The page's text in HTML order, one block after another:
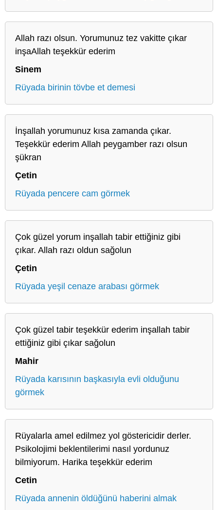
Allah razı olsun. Yorumunuz tez vakitte çıkar
inşaAllah teşekkür ederim
Sinem
Rüyada birinin tövbe et demesi
İnşallah yorumunuz kısa zamanda çıkar.
Teşekkür ederim Allah peygamber razı olsun
şükran
Çetin
Rüyada pencere cam görmek
Çok güzel yorum inşallah tabir ettiğiniz gibi
çıkar. Allah razı oldun sağolun
Çetin
Rüyada yeşil cenaze arabası görmek
Çok güzel tabir teşekkür ederim inşallah tabir
ettiğiniz gibi çıkar sağolun
Mahir
Rüyada karısının başkasıyla evli olduğunu
görmek
Rüyalarla amel edilmez yol göstericidir derler.
Psikolojimi beklentilerimi nasıl yordunuz
bilmiyorum. Harika teşekkür ederim
Cetin
Rüyada annenin öldüğünü haberini almak